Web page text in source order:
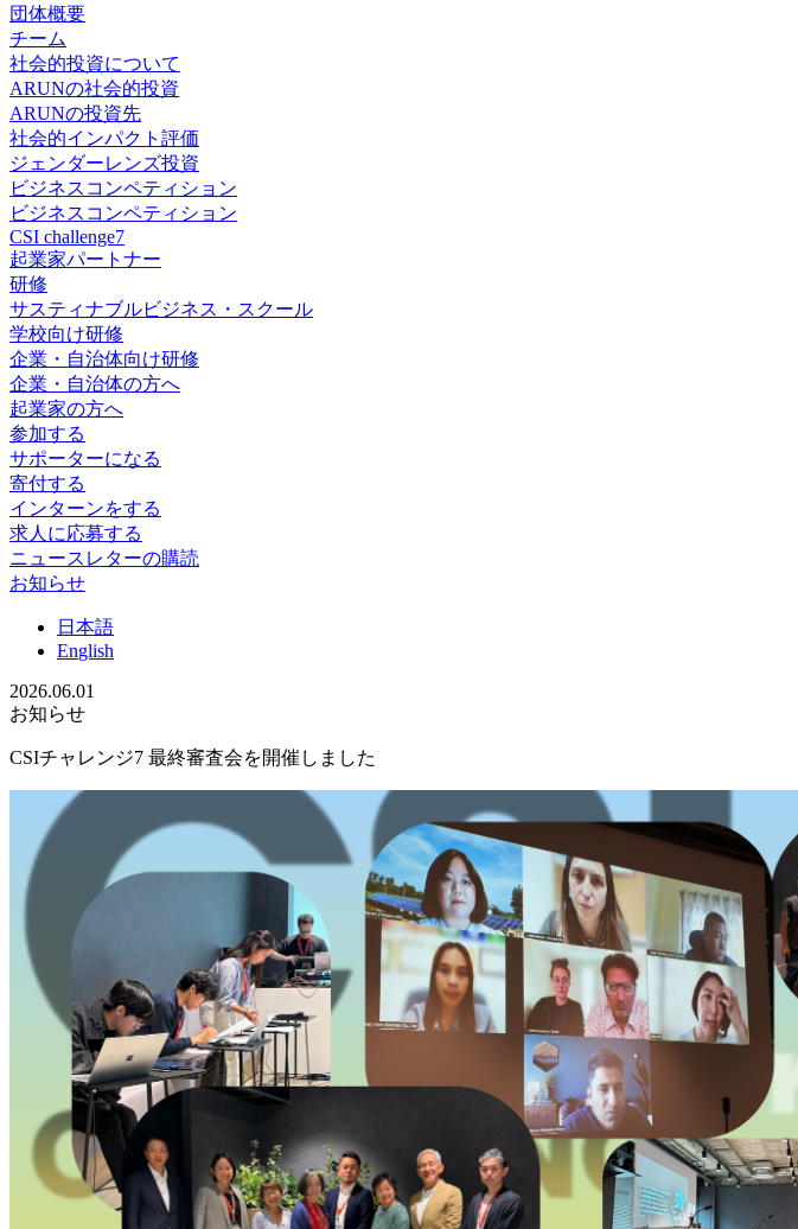
団体概要
チーム
社会的投資について
ARUNの社会的投資
ARUNの投資先
社会的インパクト評価
ジェンダーレンズ投資
ビジネスコンペティション
ビジネスコンペティション
CSI challenge7
起業家パートナー
研修
サスティナブルビジネス・スクール
学校向け研修
企業・自治体向け研修
企業・自治体の方へ
起業家の方へ
参加する
サポーターになる
寄付する
インターンをする
求人に応募する
ニュースレターの購読
お知らせ
日 本語
English
2026.06.01
お知らせ
CSIチャレンジ7 最終審査会を開催しました